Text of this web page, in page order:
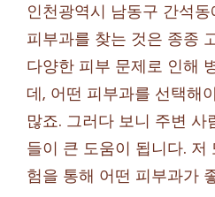
인천광역시 남동구 간석
피부과를 찾는 것은 종종
다양한 피부 문제로 인해
데, 어떤 피부과를 선택해
많죠. 그러다 보니 주변 사
들이 큰 도움이 됩니다. 저
험을 통해 어떤 피부과가